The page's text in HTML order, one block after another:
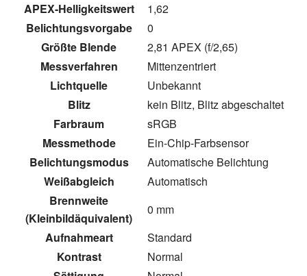
APEX-Helligkeitswert
1,62
Belichtungsvorgabe
0
Größte Blende
2,81 APEX (f/2,65)
Messverfahren
Mittenzentriert
Lichtquelle
Unbekannt
Blitz
kein Blitz, Blitz abgeschaltet
Farbraum
sRGB
Messmethode
Ein-Chip-Farbsensor
Belichtungsmodus
Automatische Belichtung
Weißabgleich
Automatisch
Brennweite
(Kleinbildäquivalent)
0 mm
Aufnahmeart
Standard
Kontrast
Normal